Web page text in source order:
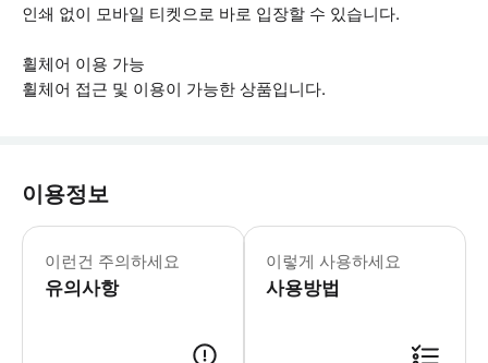
인쇄 없이 모바일 티켓으로 바로 입장할 수 있습니다.
휠체어 이용 가능
휠체어 접근 및 이용이 가능한 상품입니다.
이용정보
이런건 주의하세요
유의사항
▶ 꼭 알아두세요 * 개장 시간은 변경
이렇게 사용하세요
사용방법